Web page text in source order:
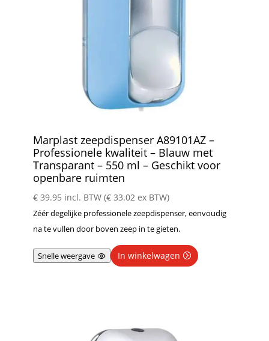
Marplast zeepdispenser A89101AZ –
Professionele kwaliteit – Blauw met
Transparant – 550 ml – Geschikt voor
openbare ruimten
€39.95 incl. BTW (€33.02ex BTW)
Zéér degelijke professionele zeepdispenser, eenvoudig
na te vullen door boven zeep in te gieten.
Snelle weergave In winkelwagen